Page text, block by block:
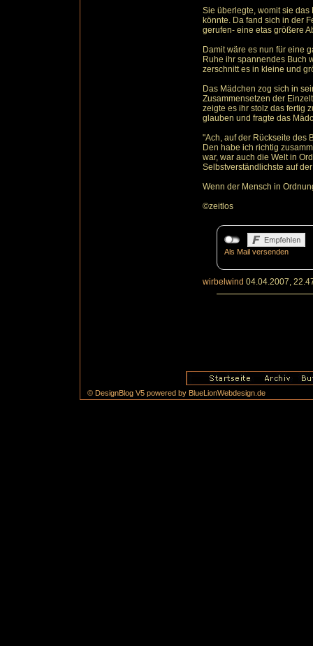
Sie überlegte, womit sie
könnte. Da fand sich in der
gerufen- eine etas größere
Damit wäre es nun für eine
Ruhe ihr spannendes Buch
zerschnitt es in kleine und
Das Mädchen zog sich in
Zusammensetzen der
zeigte es ihr stolz das fertig
glauben und fragte das
"Ach, auf der Rückseite des
Den habe ich richtig
war, war auch die Welt in
Selbstverständlichste auf
Wenn der Mensch in
©zeitlos
Als Mail versenden
wirbelwind 04.04.2007,
© DesignBlog V5 powered by BlueLionWebdesign.de